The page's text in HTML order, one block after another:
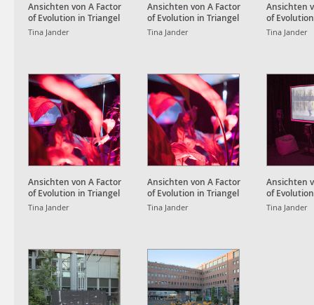
Ansichten von A Factor
of Evolution in Triangel
Studio
Tina Jander
Ansichten von A Factor
of Evolution in Triangel
Studio
Tina Jander
Ansichten
of
Studio
Tina Jander
Ansichten von A Factor
of Evolution in Triangel
Studio
Tina Jander
Ansichten von A Factor
of Evolution in Triangel
Studio
Tina Jander
Ansichten
of
Studio
Tina Jander